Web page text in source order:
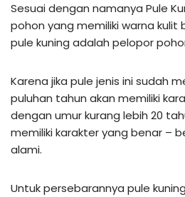
Sesuai dengan namanya Pule
pohon yang memiliki warna kulit
pule kuning adalah pelopor
Karena jika pule jenis ini sudah
puluhan tahun akan memiliki
dengan umur kurang lebih 20
memiliki karakter yang benar –
alami.
Untuk persebarannya pule